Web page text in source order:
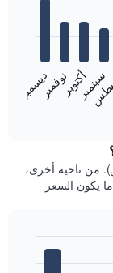
سبتمبرأكتوبرنوفمبر
ديسمبر
للإقامة في رانغالي هو الأربعاء (2,300 ﷼). من ناحية أخرى،
يكون السعر